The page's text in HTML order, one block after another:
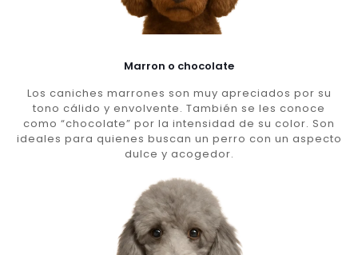
Marron o chocolate
Los caniches marrones son muy apreciados por su
tono cálido y envolvente. También se les conoce
como “chocolate” por la intensidad de su color. Son
ideales para quienes buscan un perro con un aspecto
dulce y acogedor.